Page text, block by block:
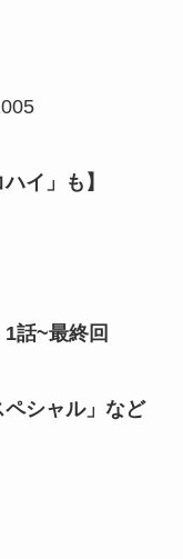
イ」も】
話~最終回
ペシャル」など